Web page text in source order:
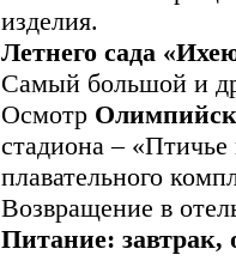
изделия.
Летнего сада
Самый большой и
Осмотр
стадиона – «Птичье
плавательного
Возвращение в
Питание: завтрак,